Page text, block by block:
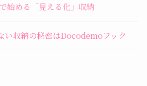
始める「見える化」収納
い収納の秘密はDocodemoフック